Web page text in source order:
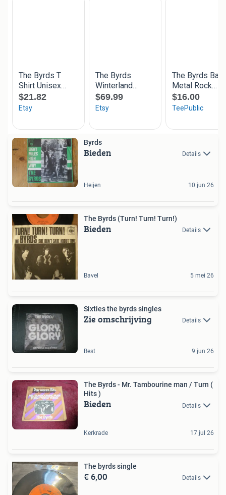
Byrds
Bieden Details
Heijen 10 jun 26
The Byrds (Turn! Turn! Turn!)
Bieden Details
Bavel 5 mei 26
Sixties the byrds singles
Zie omschrijving Details
Best 9 jun 26
The Byrds - Mr. Tambourine man / Turn (
Hits )
Bieden Details
Kerkrade 17 jul 26
The byrds single
€ 6,00 Details